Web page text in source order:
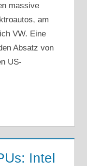
massive
am
VW. Eine
Absatz von
US-
Intel